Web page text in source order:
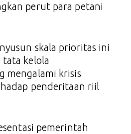
perut para petani
skala prioritas ini
tata kelola
mengalami krisis
penderitaan riil
pemerintah